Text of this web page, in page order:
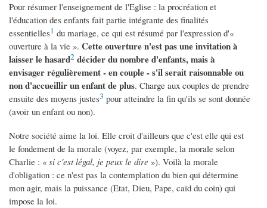
Pour résumer l'enseignement de l'Eglise : la procréation et
l'éducation des enfants fait partie intégrante des finalités
essentielles1 du mariage, ce qui est résumé par l'expression d'«
ouverture à la vie ». Cette ouverture n'est pas une invitation à
laisser le hasard2 décider du nombre d'enfants, mais à
envisager régulièrement - en couple - s'il serait raisonnable ou
non d'accueillir un enfant de plus. Charge aux couples de prendre
ensuite des moyens justes3 pour atteindre la fin qu'ils se sont donnée
(avoir un enfant ou non).
Notre société aime la loi. Elle croit d'ailleurs que c'est elle qui est
le fondement de la morale (voyez, par exemple, la morale selon
Charlie : « si c'est légal, je peux le dire »). Voilà la morale
d'obligation : ce n'est pas la contemplation du bien qui détermine
mon agir, mais la puissance (Etat, Dieu, Pape, caïd du coin) qui
impose la loi.